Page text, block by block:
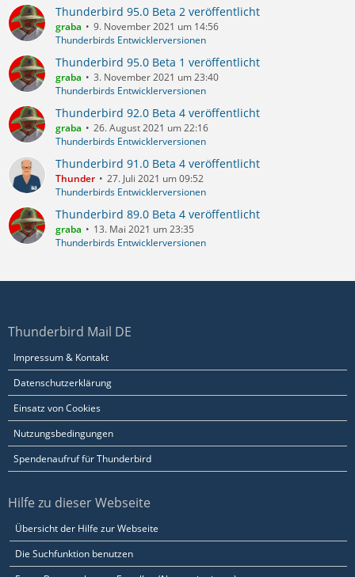
Thunderbird 95.0 Beta 2 veröffentlicht
graba
9. November 2021 um 14:56
Thunderbirds Entwicklerversionen
Thunderbird 95.0 Beta 1 veröffentlicht
graba
3. November 2021 um 23:40
Thunderbirds Entwicklerversionen
Thunderbird 92.0 Beta 4 veröffentlicht
graba
26. August 2021 um 22:16
Thunderbirds Entwicklerversionen
Thunderbird 91.0 Beta 4 veröffentlicht
Thunder
27. Juli 2021 um 09:52
Thunderbirds Entwicklerversionen
Thunderbird 89.0 Beta 4 veröffentlicht
graba
13. Mai 2021 um 23:35
Thunderbirds Entwicklerversionen
Thunderbird Mail DE
Impressum & Kontakt
Datenschutzerklärung
Einsatz von Cookies
Nutzungsbedingungen
Spendenaufruf für Thunderbird
Hilfe zu dieser Webseite
Übersicht der Hilfe zur Webseite
Die Suchfunktion benutzen